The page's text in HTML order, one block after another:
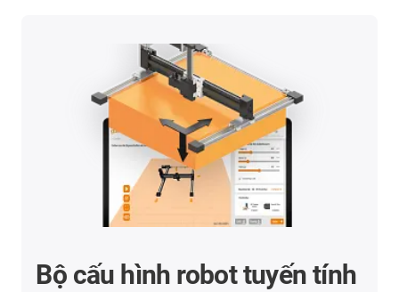
Bộ cấu hình robot tuyến tính